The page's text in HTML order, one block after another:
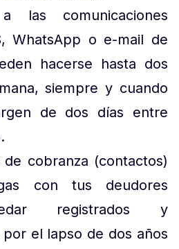
las comunicaciones
WhatsApp o e-mail de
hacerse hasta dos
siempre y cuando
de dos días entre
de cobranza (contactos)
con tus deudores
registrados y
por el lapso de dos años